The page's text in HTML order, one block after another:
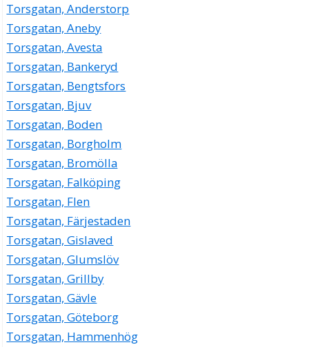
Torsgatan, Anderstorp
Torsgatan, Aneby
Torsgatan, Avesta
Torsgatan, Bankeryd
Torsgatan, Bengtsfors
Torsgatan, Bjuv
Torsgatan, Boden
Torsgatan, Borgholm
Torsgatan, Bromölla
Torsgatan, Falköping
Torsgatan, Flen
Torsgatan, Färjestaden
Torsgatan, Gislaved
Torsgatan, Glumslöv
Torsgatan, Grillby
Torsgatan, Gävle
Torsgatan, Göteborg
Torsgatan, Hammenhög